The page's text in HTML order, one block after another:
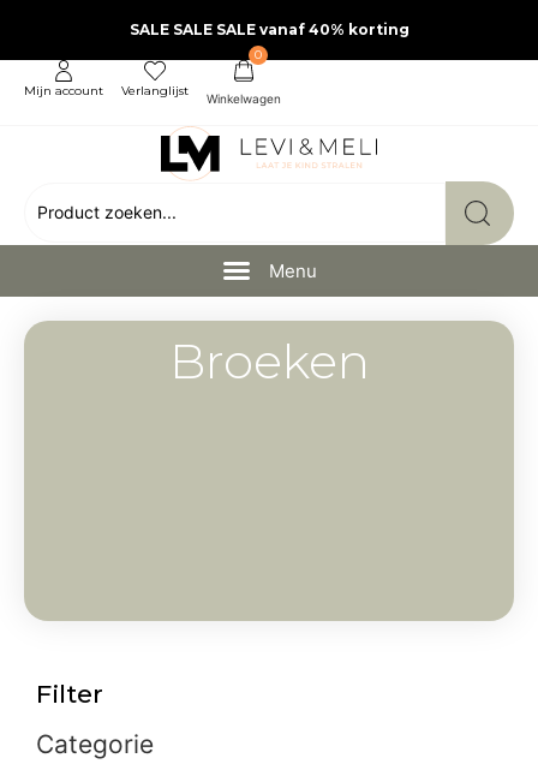
SALE SALE SALE vanaf 40% korting
Mijn account Verlanglijst
0
Broeken
Filter
Categorie